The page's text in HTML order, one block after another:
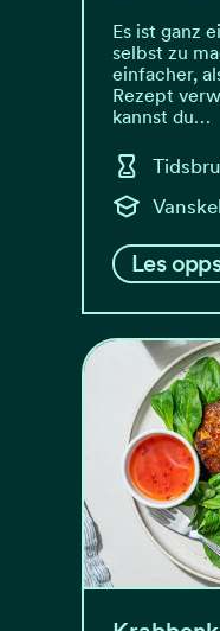
Es ist ganz
selbst zu
einfacher,
Rezept
kannst du…
Les